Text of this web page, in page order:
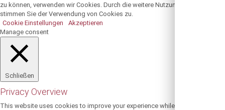
zu können, verwenden wir Cookies. Durch die weitere Nutzung der Webseite
stimmen Sie der Verwendung von Cookies zu.
Cookie Einstellungen
Akzeptieren
Manage consent
Schließen
Privacy Overview
This website uses cookies to improve your experience while you navigate